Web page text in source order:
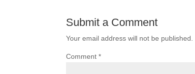
Submit a Comment
Your email address will not be published.
Comment*